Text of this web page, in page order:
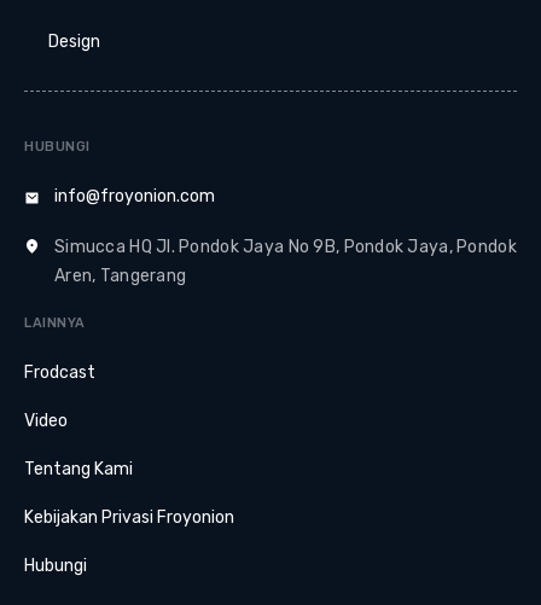
Design
HUBUNGI
info@froyonion.com
Simucca HQ Jl. Pondok Jaya No 9B, Pondok Jaya, Pondok
Aren, Tangerang
LAINNYA
Frodcast
Video
Tentang Kami
Kebijakan Privasi Froyonion
Hubungi